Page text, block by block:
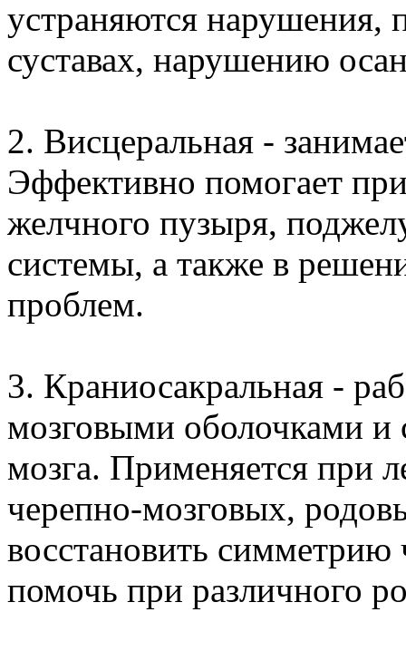
устраняются нарушения,
суставах, нарушению
2. Висцеральная -
Эффективно помогает
желчного пузыря,
системы, а также в
проблем.
3. Краниосакральная -
мозговыми оболочками и
мозга. Применяется при
черепно-мозговых,
восстановить симметрию
помочь при различного